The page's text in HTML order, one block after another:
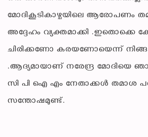
മോദികൂടികാഴ്ചയിലെ ആരോപണം
അദ്ദേഹം വ്യക്തമാക്കി .ഇതൊക്കെ
ചിരിക്കണോ കരയണോയെന്ന്
.ആദ്യമായാണ് നരേന്ദ്ര മോദിയെ
സി പി ഐ എം നേതാക്കൾ തമാശ
സന്തോഷമുണ്ട്.